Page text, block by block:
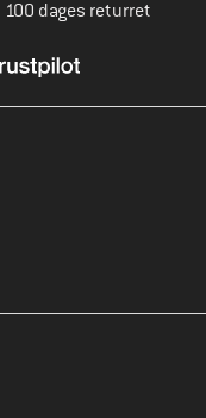
100 dages returret